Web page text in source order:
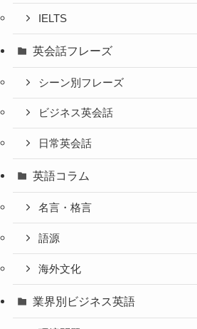
IELTS
英会話フレーズ
シーン別フレーズ
ビジネス英会話
日常英会話
英語コラム
名言・格言
語源
海外文化
業界別ビジネス英語